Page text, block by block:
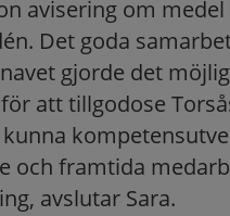
avisering om medel
Det goda
gjorde det
att tillgodose
och framtida
avslutar Sara.